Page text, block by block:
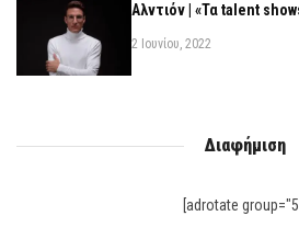
Αλντιόν | «Τα talent
2 Ιουνίου, 2022
Διαφήμιση
[adrotate